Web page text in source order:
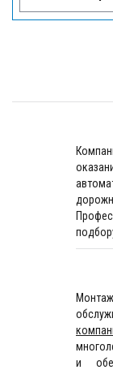
и